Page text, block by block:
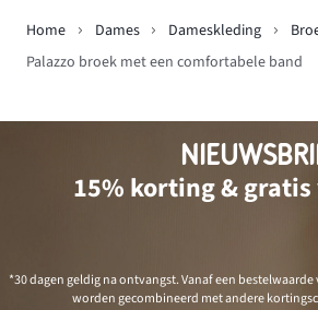
Home Dames Dameskleding
Palazzo broek met een comfortabele band
15% korting &
*30 dagen geldig na ontvangst. Vanaf een bestelwaarde
worden gecombineerd met andere